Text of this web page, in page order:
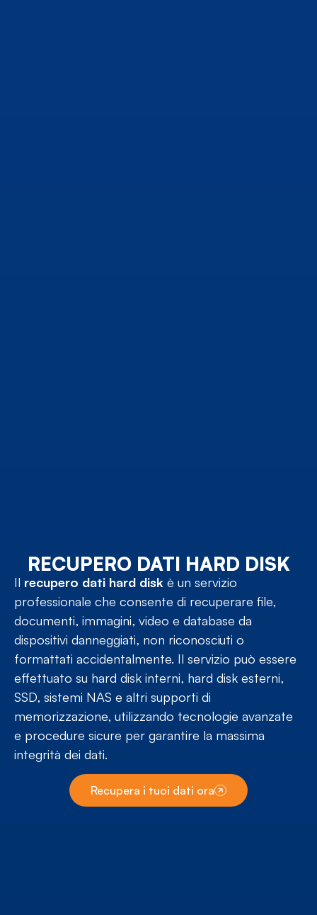
RECUPERO DATI HARD DISK
Il recupero dati hard disk è un servizio
professionale che consente di recuperare file,
documenti, immagini, video e database da
dispositivi danneggiati, non riconosciuti o
formattati accidentalmente. Il servizio può essere
effettuato su hard disk interni, hard disk esterni,
SSD, sistemi NAS e altri supporti di
memorizzazione, utilizzando tecnologie avanzate
e procedure sicure per garantire la massima
integrità dei dati.
Recupera i tuoi dati ora